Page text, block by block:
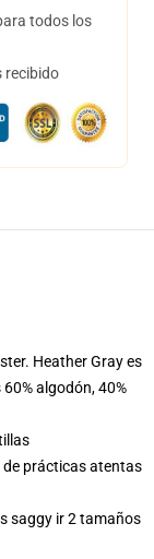
todos los
recibido
Heather Gray es
algodón, 40%
de prácticas atentas
saggy ir 2 tamaños